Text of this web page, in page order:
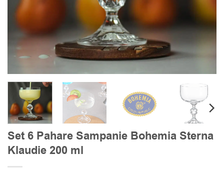
Set 6 Pahare Sampanie Bohemia Sterna
Klaudie 200 ml